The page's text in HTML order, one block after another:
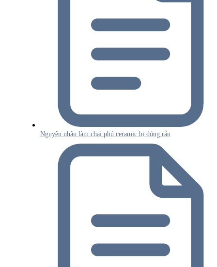
Nguyên nhân làm chai phủ ceramic bị đóng rắn